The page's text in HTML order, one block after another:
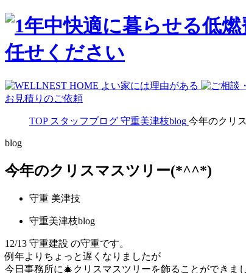
お見積りのご依頼
TOP スタッフブログ 守重美津枝blog 今年のクリ
blog
今年のクリスマスツリー(*^^*)
守重 美津技
守重美津枝blog
12/13 守重建設 の守重です。
例年よりちょっと遅くなりましたが
今日事務所に🎄クリスマスツリーを飾ることができま